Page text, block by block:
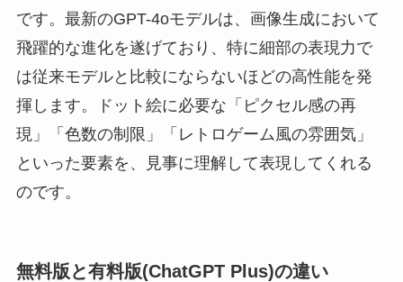
です。最新のGPT-4oモデルは、画像生成において
飛躍的な進化を遂げており、特に細部の表現力で
は従来モデルと比較にならないほどの高性能を発
揮します。ドット絵に必要な「ピクセル感の再
現」「色数の制限」「レトロゲーム風の雰囲気」
といった要素を、見事に理解して表現してくれる
のです。
無料版と有料版(ChatGPT Plus)の違い